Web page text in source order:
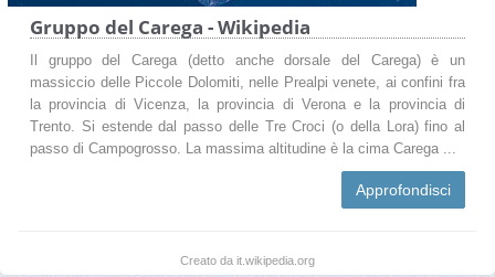
Gruppo del Carega - Wikipedia
Il gruppo del Carega (detto anche dorsale del Carega) è un
massiccio delle Piccole Dolomiti, nelle Prealpi venete, ai confini fra
la provincia di Vicenza, la provincia di Verona e la provincia di
Trento. Si estende dal passo delle Tre Croci (o della Lora) fino al
passo di Campogrosso. La massima altitudine è la cima Carega ...
Approfondisci
Creato da it.wikipedia.org